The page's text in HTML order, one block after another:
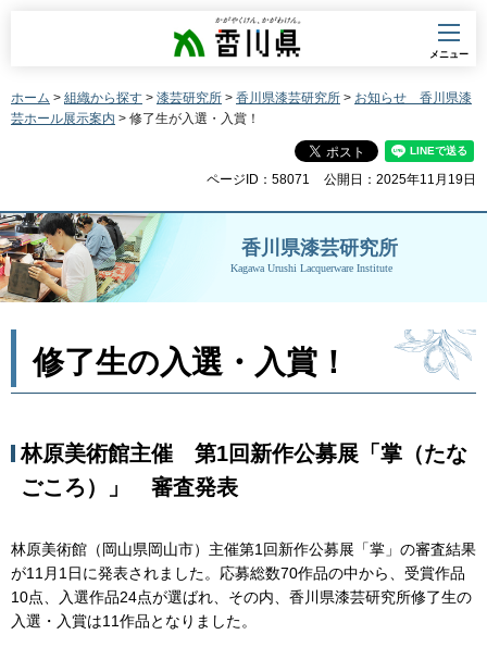
香川県
メニュー
ホーム > 組織から探す > 漆芸研究所 > 香川県漆芸研究所 > お知らせ 香川県漆
芸ホール展示案内 > 修了生が入選・入賞！
ページID：58071 公開日：2025年11月19日
香川県漆芸研究所
Kagawa Urushi Lacquerware Institute
修了生の入選・入賞！
林原美術館主催 第1回新作公募展「掌（たな
ごころ）」 審査発表
林原美術館（岡山県岡山市）主催第1回新作公募展「掌」の審査結果
が11月1日に発表されました。応募総数70作品の中から、受賞作品
10点、入選作品24点が選ばれ、その内、香川県漆芸研究所修了生の
入選・入賞は11作品となりました。